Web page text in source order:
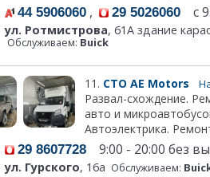
44 5906060 , 29 5026060 с
ул. Ротмистрова, 61А здание
Обслуживаем: Buick
11. СТО АЕ Моtors
Развал-схождение.
авто и
Автоэлектрика.
29 8607728 9:00 - 20:00 без
ул. Гурского, 16а Обслуживаем: